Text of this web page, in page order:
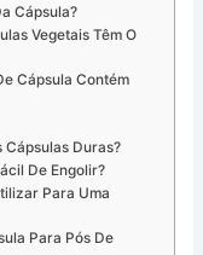
Cápsula?
Vegetais Têm O
Cápsula Contém
Cápsulas Duras?
De Engolir?
Para Uma
Para Pós De